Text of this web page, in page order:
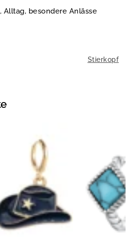
Alltag, besondere Anlässe
Stierkopf